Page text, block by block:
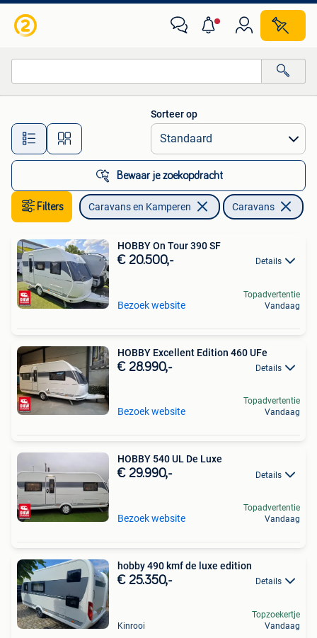
Alle afstanden…
Sorteer op
Bewaar je zoekopdracht
Filters Caravans en Kamperen Caravans
HOBBY On Tour 390 SF
€ 20.500,- Details
Bezoek website
Topadvertentie
Vandaag
HOBBY Excellent Edition 460 UFe
€ 28.990,- Details
Bezoek website
Topadvertentie
Vandaag
HOBBY 540 UL De Luxe
€ 29.990,- Details
Bezoek website
Topadvertentie
Vandaag
hobby 490 kmf de luxe edition
€ 25.350,- Details
Kinrooi
Topzoekertje
Vandaag